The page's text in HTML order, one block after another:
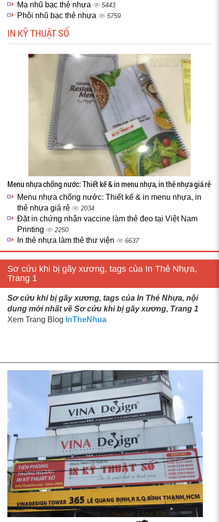
Mạ nhũ bạc thẻ nhựa 5443
Phôi nhũ bạc thẻ nhựa 5759
IN KỸ THUẬT SỐ
Menu nhựa chống nước: Thiết kế & in menu nhựa, in thẻ nhựa giá rẻ
Menu nhựa chống nước: Thiết kế & in menu nhựa, in
thẻ nhựa giá rẻ
2034
Đặt in chứng nhận vaccine làm thẻ đeo tại Việt Nam
Printing
2250
In thẻ nhựa làm thẻ thư viện 6637
Sơ cứu khi bị gãy xương, tags của In Thẻ Nhựa,
Trang 1
Sơ cứu khi bị gãy xương, tags của In Thẻ Nhựa, nội
dung mới nhất về Sơ cứu khi bị gãy xương, Trang 1
Xem Trang Blog InTheNhua